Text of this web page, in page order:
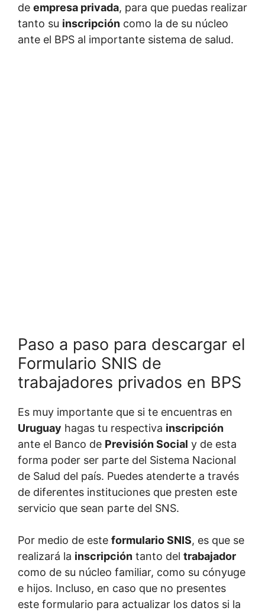
de empresa privada, para que puedas realizar
tanto su inscripción como la de su núcleo
ante el BPS al importante sistema de salud.
Paso a paso para descargar el
Formulario SNIS de
trabajadores privados en BPS
Es muy importante que si te encuentras en
Uruguay hagas tu respectiva inscripción
ante el Banco de Previsión Social y de esta
forma poder ser parte del Sistema Nacional
de Salud del país. Puedes atenderte a través
de diferentes instituciones que presten este
servicio que sean parte del SNS.
Por medio de este formulario SNIS, es que se
realizará la inscripción tanto del trabajador
como de su núcleo familiar, como su cónyuge
e hijos. Incluso, en caso que no presentes
este formulario para actualizar los datos si la